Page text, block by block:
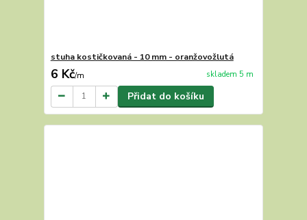
stuha kostičkovaná - 10 mm - oranžovožlutá
6 Kč/m skladem 5 m
Přidat do košíku